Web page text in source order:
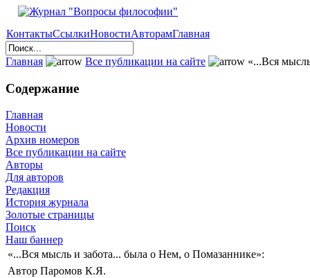
КонтактыСсылкиНовостиАвторамГлавная
Главная Все публикации на сайте «...Вся
Содержание
Главная
Новости
Архив номеров
Все публикации на сайте
Авторы
Для авторов
Редакция
История журнала
Золотые страницы
Поиск
Наш баннер
«...Вся мысль и забота... была о Нем, о Помазаннике»:
Автор Паромов К.Я.